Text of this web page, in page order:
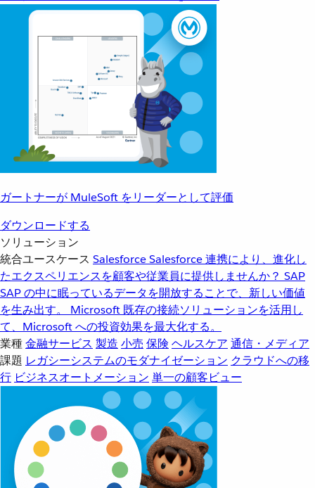
ガートナーが MuleSoft をリーダーとして評価
ダウンロードする
ソリューション
統合ユースケース SalesforceSalesforce 連携により、進化し
たエクスペリエンスを顧客や従業員に提供しませんか？ SAP
SAP の中に眠っているデータを開放することで、新しい価値
を生み出す。
Microsoft 既存の接続ソリューションを活用し
て、Microsoft への投資効果を最大化する。
業種金融サービス 製造 小売 保険 ヘルスケア 通信・メディア
課題 レガシーシステムのモダナイゼーション クラウドへの移
行 ビジネスオートメーション 単一の顧客ビュー